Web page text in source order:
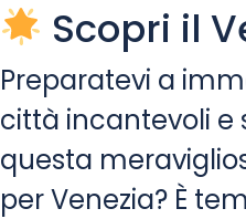
Scopri il
Preparatevi a
città incantevoli e
questa
per Venezia? È